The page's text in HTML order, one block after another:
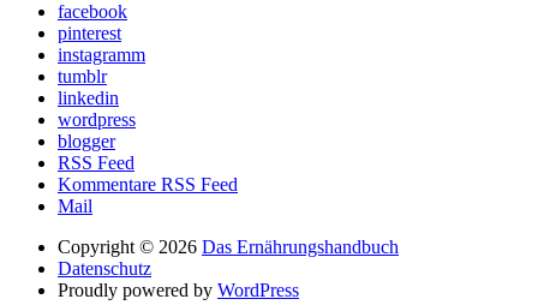
facebook
pinterest
instagramm
tumblr
linkedin
wordpress
blogger
RSS Feed
Kommentare RSS Feed
Mail
Copyright © 2026 Das Ernährungshandbuch
Datenschutz
Proudly powered by WordPress